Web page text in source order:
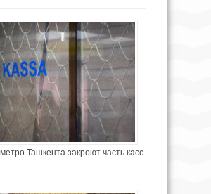
Ташкента закроют часть касс